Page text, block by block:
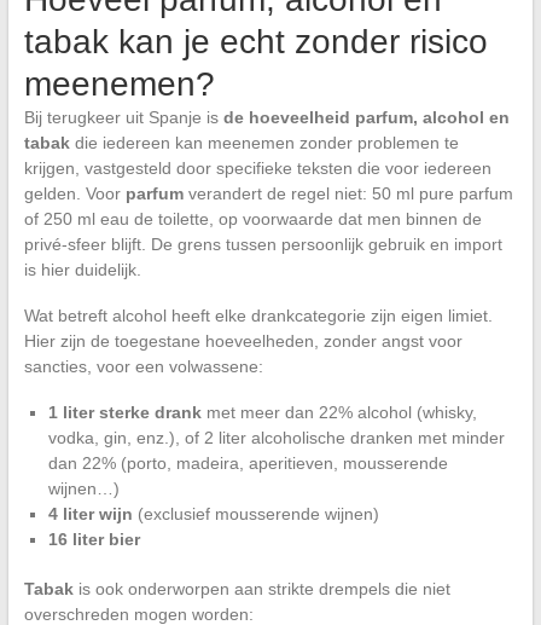
tabak kan je echt zonder risico
meenemen?
Bij terugkeer uit Spanje is de hoeveelheid parfum, alcohol en
tabakdie iedereen kan meenemen zonder problemen te
krijgen, vastgesteld door specifieke teksten die voor iedereen
gelden. Voor parfumverandert de regel niet: 50 ml pure parfum
of 250 ml eau de toilette, op voorwaarde dat men binnen de
privé-sfeer blijft. De grens tussen persoonlijk gebruik en import
is hier duidelijk.
Wat betreft alcohol heeft elke drankcategorie zijn eigen limiet.
Hier zijn de toegestane hoeveelheden, zonder angst voor
sancties, voor een volwassene:
1 liter sterke drankmet meer dan 22% alcohol (whisky,
vodka, gin, enz.), of 2 liter alcoholische dranken met minder
dan 22% (porto, madeira, aperitieven, mousserende
wijnen…)
4 liter wijn (exclusief mousserende wijnen)
16 liter bier
Tabakis ook onderworpen aan strikte drempels die niet
overschreden mogen worden: